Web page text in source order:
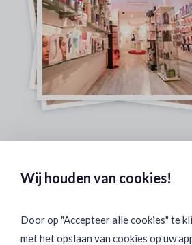
Wij houden van cookies!
Door op "Accepteer alle cookies" te
met het opslaan van cookies op uw